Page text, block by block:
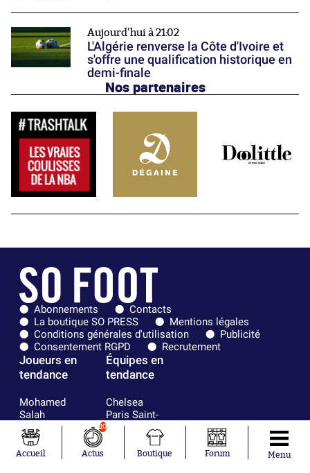
Aujourd'hui à 21:02
L'Algérie renverse la Côte d'Ivoire et
s'offre une qualification historique en
demi-finale
Nos partenaires
Abonnements
Contacts
La boutique SO PRESS
Mentions légales
Conditions générales d'utilisation
Publicité
Consentement RGPD
Recrutement
Joueurs en
tendance
Mohamed
Salah
Mykhailo
Mudryk
Neymar
Équipes en
tendance
Chelsea
Paris Saint-
Germain
Bordeaux
Olympique
Accueil
10
Actus Boutique Forum Menu